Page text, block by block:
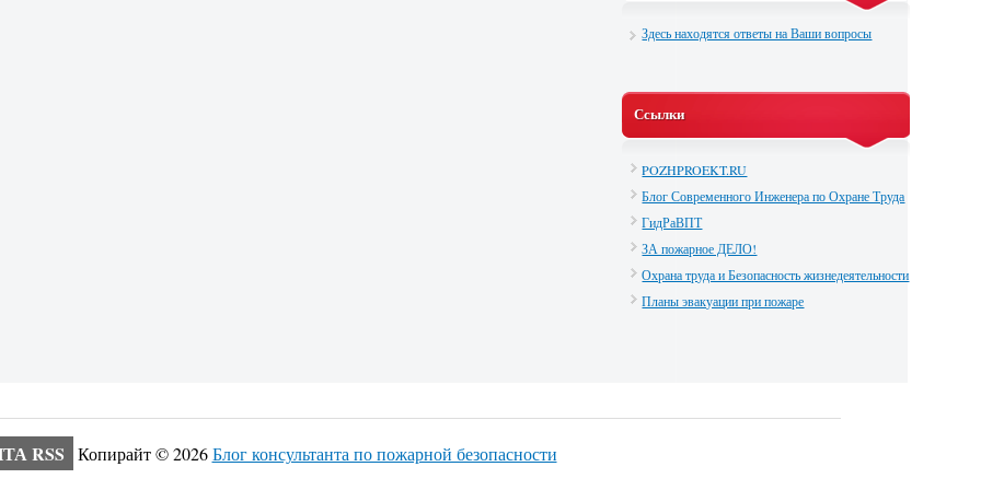
Здесь находятся ответы на Ваши вопросы
Ссылки
POZHPROEKT.RU
Блог Современного Инженера по Охране Труда
ГидРаВПТ
ЗА пожарное ДЕЛО!
Охрана труда и Безопасность жизнедеятельности
Планы эвакуации при пожаре
RSS Копирайт © 2026 Блог консультанта по пожарной безопасности